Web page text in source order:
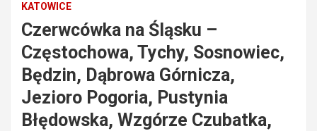
KATOWICE
Czerwcówka na Śląsku –
Częstochowa, Tychy, Sosnowiec,
Będzin, Dąbrowa Górnicza,
Jezioro Pogoria, Pustynia
Błędowska, Wzgórze Czubatka,